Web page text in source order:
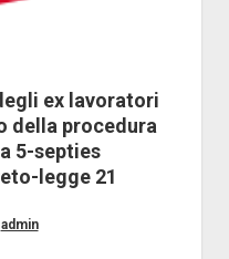
ex lavoratori
della procedura
5-septies
legge 21
admin